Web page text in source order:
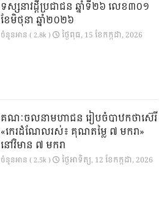
ទស្សនាវដ្ដីប្រជាជន ឆ្នាំទី២៦ លេខ៣០១
ខែមិថុនា ឆ្នាំ២០២៦
ចំនួនអាន ( 2.8k ) ថ្ងៃ​ពុធ, 15 ខែ​កក្កដា, 2026
គណៈចលនាមហាជន រៀបចំបាឋកថាស៊េរី
«កេរដំណែលរស់៖ គុណតម្លៃ ៧ មករា»
នៅវិមាន ៧ មករា
ចំនួនអាន ( 2.5k ) ថ្ងៃ​អាទិត្យ, 12 ខែ​កក្កដា, 2026